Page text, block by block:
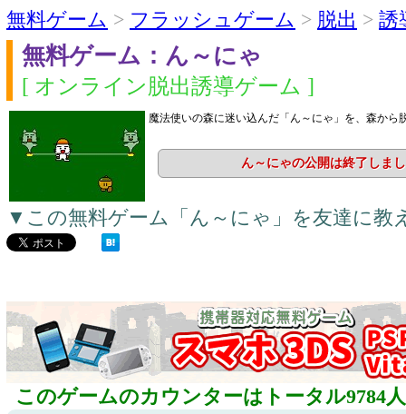
無料ゲーム > フラッシュゲーム > 脱出 > 誘
無料ゲーム：ん～にゃ
[ オンライン脱出誘導ゲーム ]
魔法使いの森に迷い込んだ「ん～にゃ」を、森から
ん～にゃの公開は終了しま
▼この無料ゲーム「ん～にゃ」を友達に教
このゲームのカウンターはトータル9784